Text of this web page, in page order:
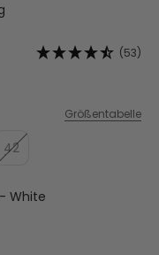
(53)
Größentabelle
42
White